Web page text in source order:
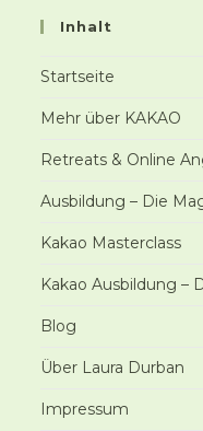
Inhalt
Startseite
Mehr über KAKAO
Retreats & Online
Ausbildung – Die
Kakao Masterclass
Kakao Ausbildung –
Blog
Über Laura Durban
Impressum